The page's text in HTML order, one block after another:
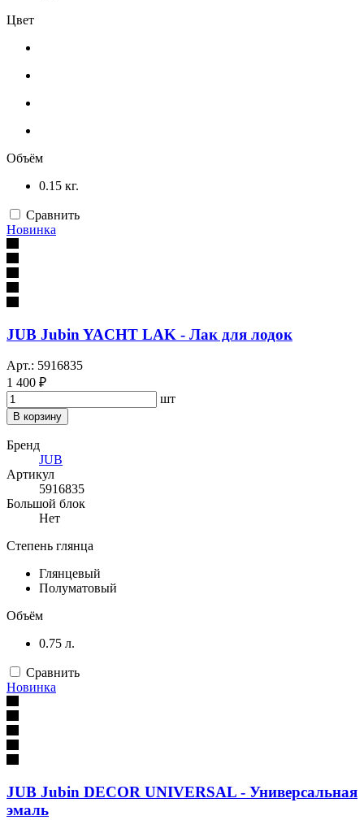
Цвет
Объём
0.15 кг.
Сравнить
Новинка
JUB Jubin YACHT LAK - Лак для лодок
Арт.: 5916835
1 400 ₽
шт
В корзину
Бренд
JUB
Артикул
5916835
Большой блок
Нет
Степень глянца
Глянцевый
Полуматовый
Объём
0.75 л.
Сравнить
Новинка
JUB Jubin DECOR UNIVERSAL - Универсальная
эмаль